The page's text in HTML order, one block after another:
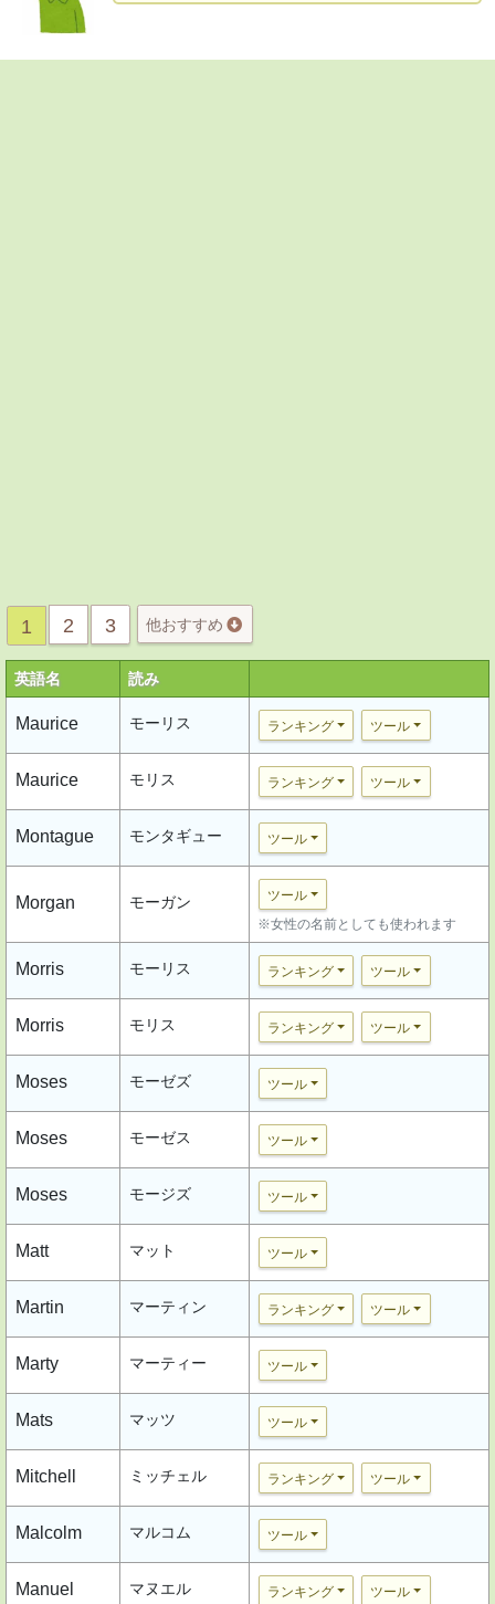
1 2 3 他おすすめ
英語名 読み
Maurice モーリス ランキング ツール
Maurice モリス ランキング ツール
Montague モンタギュー ツール
Morgan モーガン
ツール
※女性の名前としても使われます
Morris モーリス ランキング ツール
Morris モリス ランキング ツール
Moses モーゼズ ツール
Moses モーゼス ツール
Moses モージズ ツール
Matt マット ツール
Martin マーティン ランキング ツール
Marty マーティー ツール
Mats マッツ ツール
Mitchell ミッチェル ランキング ツール
Malcolm マルコム ツール
Manuel マヌエル ランキング ツール